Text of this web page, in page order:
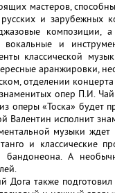
мастеров,
и зарубежных
композиции,
вокальные и
классической
аранжировки,
отделении
опер П.И.
оперы «Тоска» будет
Валентин исполнит
музыки
танго и классические
бандонеона. А
Дога также